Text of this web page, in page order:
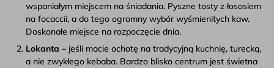
wspaniałym miejscem na śniadania. Pyszne tosty z łososiem
na focaccii, a do tego ogromny wybór wyśmienitych kaw.
Doskonałe miejsce na rozpoczęcie dnia.
Lokanta – jeśli macie ochotę na tradycyjną kuchnię, turecką,
a nie zwykłego kebaba. Bardzo blisko centrum jest świetna